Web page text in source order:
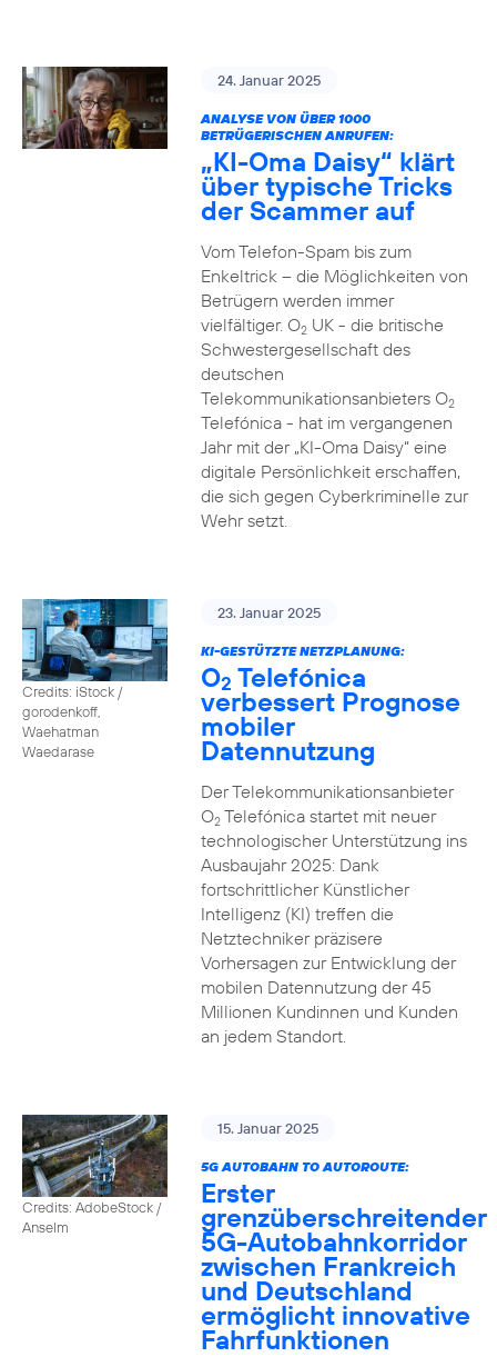
24. Januar 2025
ANALYSE VON ÜBER 1000
BETRÜGERISCHEN ANRUFEN:
„KI-Oma Daisy“ klärt
über typische Tricks
der Scammer auf
Vom Telefon-Spam bis zum
Enkeltrick – die Möglichkeiten von
Betrügern werden immer
vielfältiger. O2UK - die britische
Schwestergesellschaft des
deutschen
Telekommunikationsanbieters O2
Telefónica - hat im vergangenen
Jahr mit der „KI-Oma Daisy“ eine
digitale Persönlichkeit erschaffen,
die sich gegen Cyberkriminelle zur
Wehr setzt.
Credits: iStock /
gorodenkoff,
Waehatman
Waedarase
23. Januar 2025
KI-GESTÜTZTE NETZPLANUNG:
O2 Telefónica
verbessert Prognose
mobiler
Datennutzung
Der Telekommunikationsanbieter
O2Telefónica startet mit neuer
technologischer Unterstützung ins
Ausbaujahr 2025: Dank
fortschrittlicher Künstlicher
Intelligenz (KI) treffen die
Netztechniker präzisere
Vorhersagen zur Entwicklung der
mobilen Datennutzung der 45
Millionen Kundinnen und Kunden
an jedem Standort.
Credits: AdobeStock /
Anselm
15. Januar 2025
5G AUTOBAHN TO AUTOROUTE:
Erster
grenzüberschreitender
5G-Autobahnkorridor
zwischen Frankreich
und Deutschland
ermöglicht innovative
Fahrfunktionen